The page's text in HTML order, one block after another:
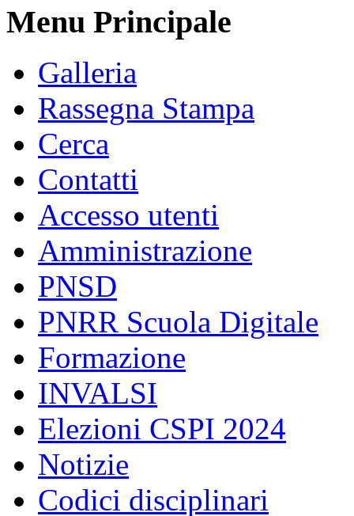
Menu Principale
Galleria
Rassegna Stampa
Cerca
Contatti
Accesso utenti
Amministrazione
PNSD
PNRR Scuola Digitale
Formazione
INVALSI
Elezioni CSPI 2024
Notizie
Codici disciplinari